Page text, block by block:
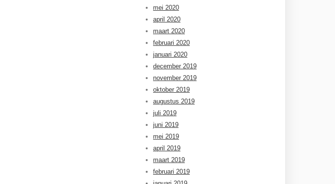
mei 2020
april 2020
maart 2020
februari 2020
januari 2020
december 2019
november 2019
oktober 2019
augustus 2019
juli 2019
juni 2019
mei 2019
april 2019
maart 2019
februari 2019